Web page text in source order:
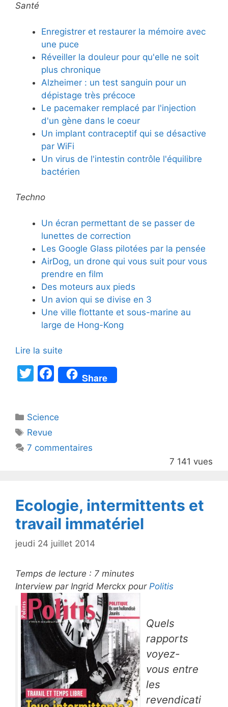
Santé
Enregistrer et restaurer la mémoire avec
une puce
Réveiller la douleur pour qu'elle ne soit
plus chronique
Alzheimer : un test sanguin pour un
dépistage très précoce
Le pacemaker remplacé par l'injection
d'un gène dans le coeur
Un implant contraceptif qui se désactive
par WiFi
Un virus de l'intestin contrôle l'équilibre
bactérien
Techno
Un écran permettant de se passer de
lunettes de correction
Les Google Glass pilotées par la pensée
AirDog, un drone qui vous suit pour vous
prendre en film
Des moteurs aux pieds
Un avion qui se divise en 3
Une ville flottante et sous-marine au
large de Hong-Kong
Lire la suite
T
er
F
a
e
o
Share
Catégories
Science
Étiquettes
Revue
7 commentaires
7 141 vues
Ecologie, intermittents et
travail immatériel
jeudi 24 juillet 2014
Temps de lecture : 7 minutes
Interview par Ingrid Merckx pour Politis
Quels
rapports
voyez-
vous entre
les
revendicati